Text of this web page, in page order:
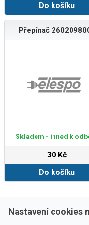
Do košíku
Přepínač
Skladem - ihned k
30 Kč
Do košíku
Nastavení cookies